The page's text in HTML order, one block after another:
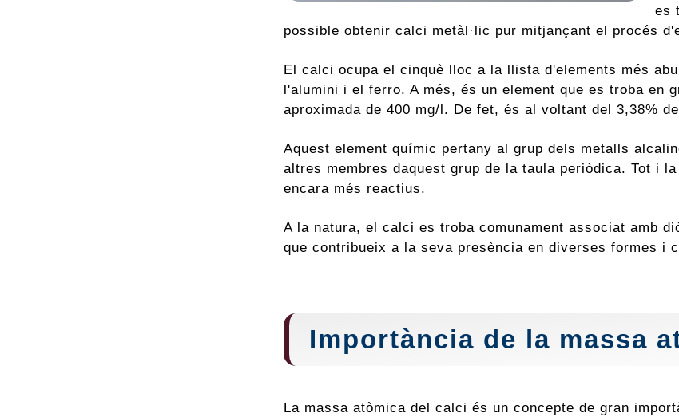
es
possible obtenir calci metàl·lic pur mitjançant el procés
El calci ocupa el cinquè lloc a la llista d'elements més
l'alumini i el ferro. A més, és un element que es troba en
aproximada de 400 mg/l. De fet, és al voltant del 3,38%
Aquest element químic pertany al grup dels metalls
altres membres daquest grup de la taula periòdica. Tot i
encara més reactius.
A la natura, el calci es troba comunament associat amb
que contribueix a la seva presència en diverses formes i
Importància de la massa
La massa atòmica del calci és un concepte de gran